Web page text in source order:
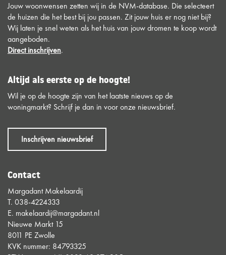
Jouw woonwensen zetten wij in de NVM-database. Die selecteert
de huizen die het best bij jou passen. Zit jouw huis er nog niet bij?
Wij laten je snel weten als het huis van jouw dromen te koop wordt
aangeboden.
Direct inschrijven.
Altijd als eerste op de hoogte!
Wil je op de hoogte zijn van het laatste nieuws op de
woningmarkt? Schrijf je dan in voor onze nieuwsbrief.
Inschrijven nieuwsbrief
Contact
Margadant Makelaardij
T. 038-4224333
E. makelaardij@margadant.nl
Nieuwe Markt 15
8011 PE Zwolle
KVK nummer: 84793325